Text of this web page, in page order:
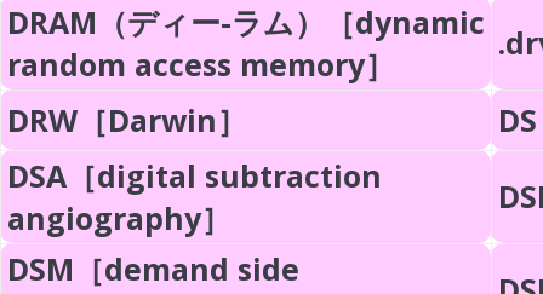
DRAM（ディー-ラム）［dynamic
random access memory］
DRW［Darwin］
DSA［digital subtraction
angiography］
DSM［demand side